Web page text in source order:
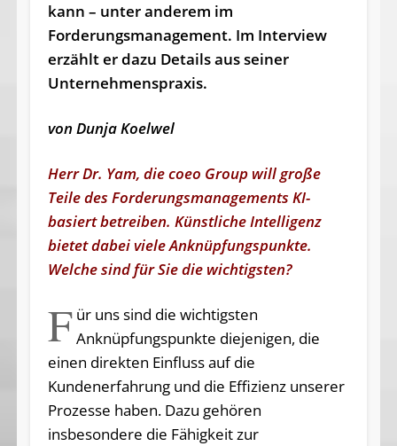
kann – unter anderem im
Forderungsmanagement. Im Interview
erzählt er dazu Details aus seiner
Unternehmenspraxis.
von Dunja Koelwel
Herr Dr. Yam, die coeo Group will große
Teile des Forderungsmanagements KI-
basiert betreiben. Künstliche Intelligenz
bietet dabei viele Anknüpfungspunkte.
Welche sind für Sie die wichtigsten?
F ür uns sind die wichtigsten
Anknüpfungspunkte diejenigen, die
einen direkten Einfluss auf die
Kundenerfahrung und die Effizienz unserer
Prozesse haben. Dazu gehören
insbesondere die Fähigkeit zur